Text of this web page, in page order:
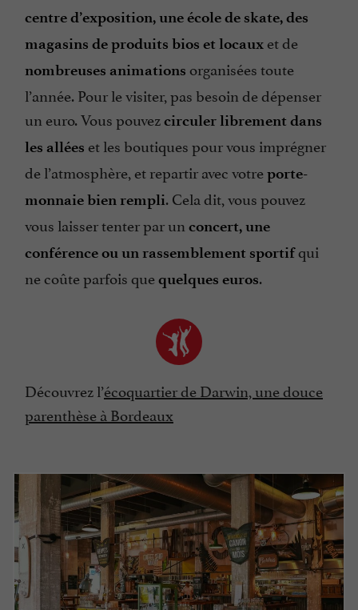
centre d’exposition, une école de skate, des
magasins de produits bios et locaux et de
nombreuses animations organisées toute
l’année. Pour le visiter, pas besoin de dépenser
un euro. Vous pouvezcirculer librement dans
les allées et les boutiques pour vous imprégner
de l’atmosphère, et repartir avec votreporte-
monnaie bien rempli. Cela dit, vous pouvez
vous laisser tenter par un concert, une
conférence ou un rassemblement sportifqui
ne coûte parfois quequelques euros.
Découvrez l’écoquartier de Darwin, une douce
parenthèse à Bordeaux